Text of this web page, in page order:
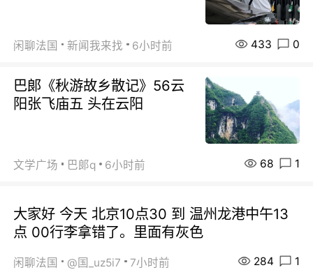
闲聊法国 新闻我来找 6小时前 433 0
巴郞《秋游故乡散记》56云
阳张飞庙五 头在云阳
文学广场 巴郞q 6小时前 68 1
大家好 今天 北京10点30 到 温州龙港中午13
点 00行李拿错了。里面有灰色
闲聊法国 @国_uz5i7 7小时前 284 1